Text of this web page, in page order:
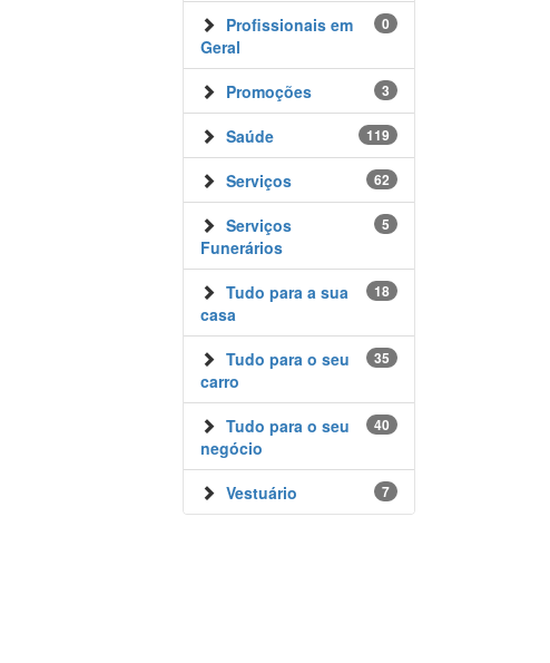
0
Profissionais em
Geral
3
Promoções
119
Saúde
62
Serviços
5
Serviços
Funerários
18
Tudo para a sua
casa
35
Tudo para o seu
carro
40
Tudo para o seu
negócio
7
Vestuário